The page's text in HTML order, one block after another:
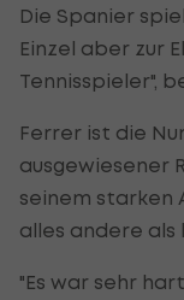
Die Spanier
Einzel aber zur
Tennisspieler",
Ferrer ist die
ausgewiesener
seinem starken
alles andere als
"Es war sehr